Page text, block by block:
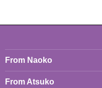
From Naoko
From Atsuko